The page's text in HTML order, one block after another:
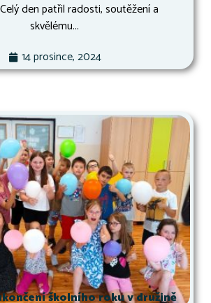
den patřil radosti, soutěžení a
skvělému...
14 prosince, 2024
školního roku v družině